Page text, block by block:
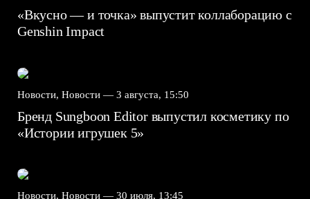
«Вкусно — и точка» выпустит коллаборацию с
Genshin Impact⁠⁠
Новости, Новости — 3 августа, 15:50
Бренд Sungboon Editor выпустил косметику по
«Истории игрушек 5»
Новости, Новости — 30 июля, 13:45